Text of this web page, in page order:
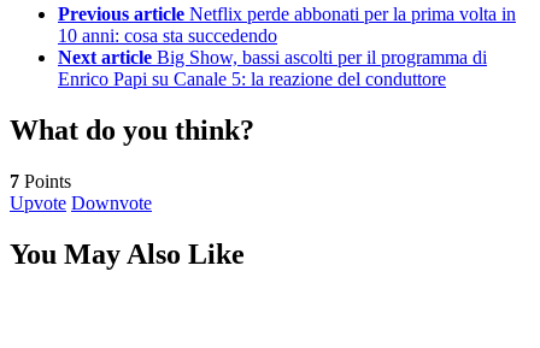
Previous article Netflix perde abbonati per la prima volta in
10 anni: cosa sta succedendo
Next article Big Show, bassi ascolti per il programma di
Enrico Papi su Canale 5: la reazione del conduttore
What do you think?
7 Points
Upvote Downvote
You May Also Like